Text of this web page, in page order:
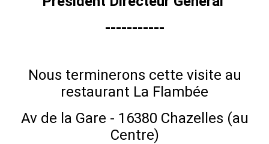
-----------
Nous terminerons cette visite au
restaurant La Flambée
Av de la Gare - 16380 Chazelles (au
Centre)